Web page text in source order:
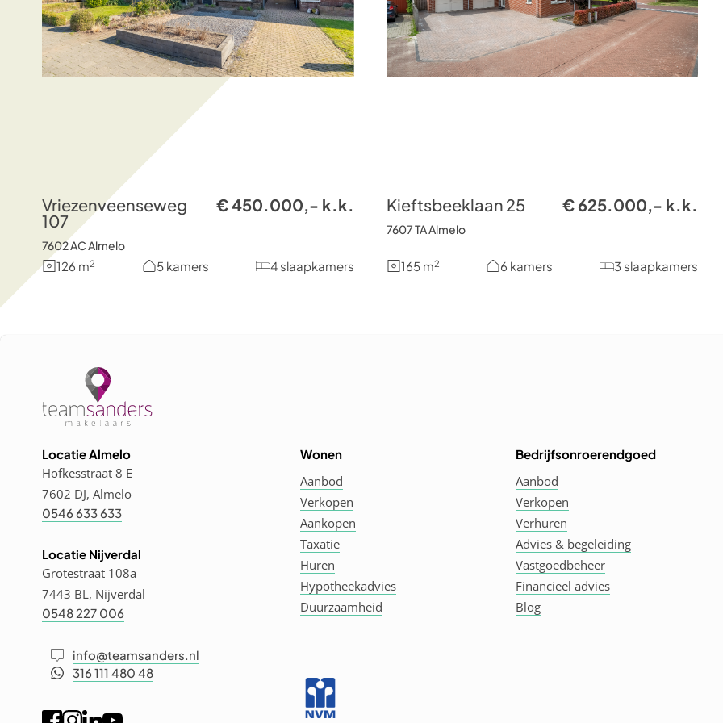
Vriezenveenseweg
107
7602 AC Almelo
€ 450.000,- k.k.
126 m2 5 kamers 4 slaapkamers
Kieftsbeeklaan 25
7607 TA Almelo
€ 625.000,- k.k.
165 m2 6 kamers 3 slaapkamers
Locatie Almelo
Hofkesstraat 8 E
7602 DJ, Almelo
0546 633 633
Locatie Nijverdal
Grotestraat 108a
7443 BL, Nijverdal
0548 227 006
info@teamsanders.nl
316 111 480 48
Wonen
Aanbod
Verkopen
Aankopen
Taxatie
Huren
Hypotheekadvies
Duurzaamheid
Bedrijfsonroerendgoed
Aanbod
Verkopen
Verhuren
Advies & begeleiding
Vastgoedbeheer
Financieel advies
Blog